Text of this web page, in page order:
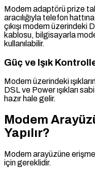
Modem adaptörü prize
aracılığıyla telefon
çıkışı modem üzerindeki
kablosu, bilgisayarla
kullanılabilir.
Güç ve Işık
Modem üzerindeki
DSL ve Power ışıkları
hazır hale gelir.
Modem
Yapılır?
Modem arayüzüne
için gereklidir.